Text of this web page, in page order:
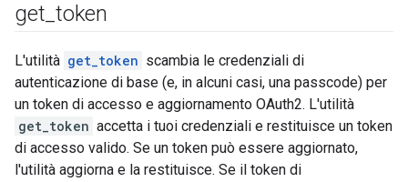
get _token
L'utilità get_token scambia le credenziali di
autenticazione di base (e, in alcuni casi, una passcode) per
un token di accesso e aggiornamento OAuth2. L'utilità
get_token accetta i tuoi credenziali e restituisce un token
di accesso valido. Se un token può essere aggiornato,
l'utilità aggiorna e la restituisce. Se il token di